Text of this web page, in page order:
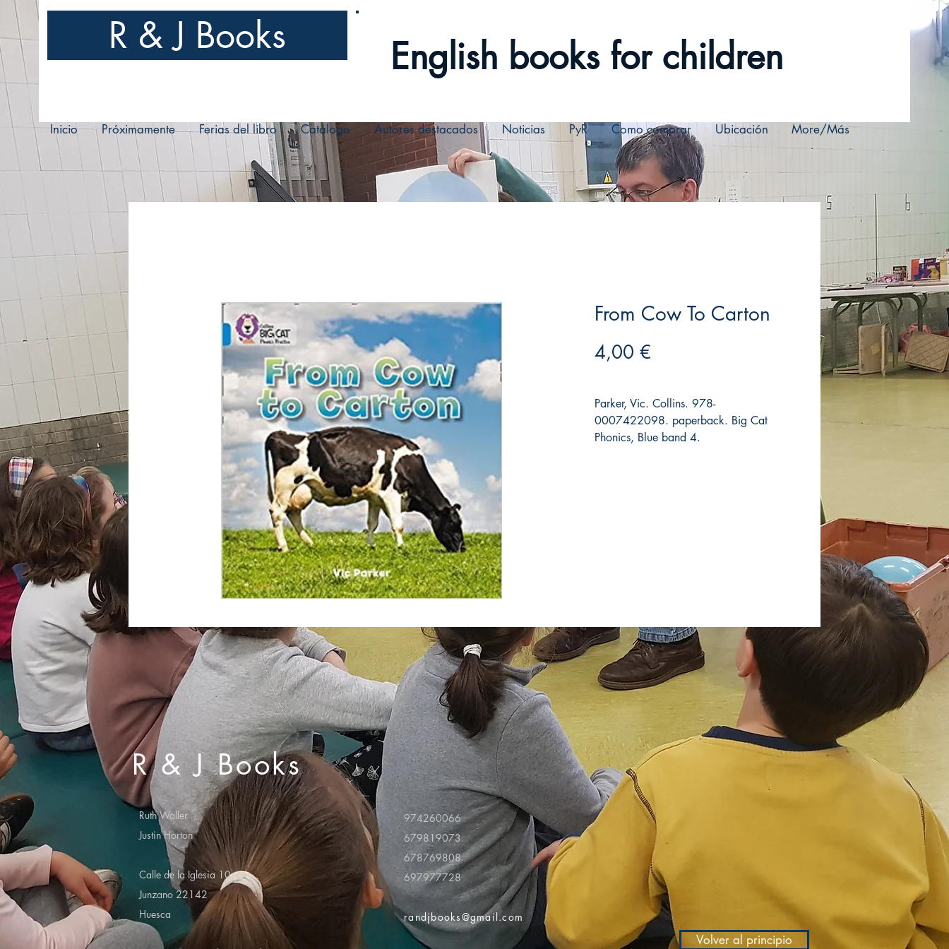
English books for children
R & J Books
Inicio Próximamente Ferias del libro Catálogo Autores destacados Noticias PyR Como comprar Ubicación More/Más
From Cow To Carton
4,00 €
Parker, Vic. Collins. 978-
0007422098. paperback. Big Cat
Phonics, Blue band 4.
R & J Books
Ruth Waller
Justin Horton
Calle de la Iglesia 10
Junzano 22142
Huesca
974260066
679819073
678769808
697977728
randjbooks@gmail.com
Volver al principio